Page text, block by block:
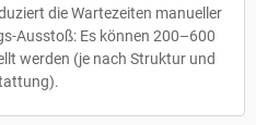
die Wartezeiten manueller
Ausstoß: Es können 200–600
werden (je nach Struktur und